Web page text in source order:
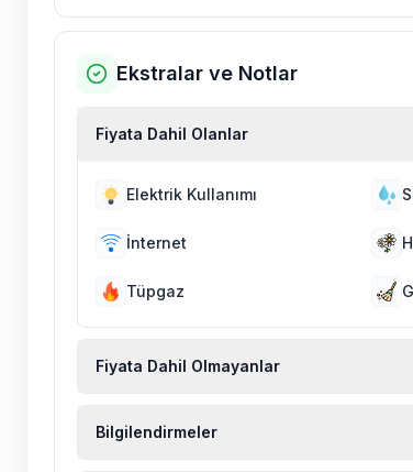
Ekstralar ve Notlar
Fiyata Dahil Olanlar
Elektrik Kullanımı
İnternet
Tüpgaz
Fiyata Dahil Olmayanlar
Bilgilendirmeler